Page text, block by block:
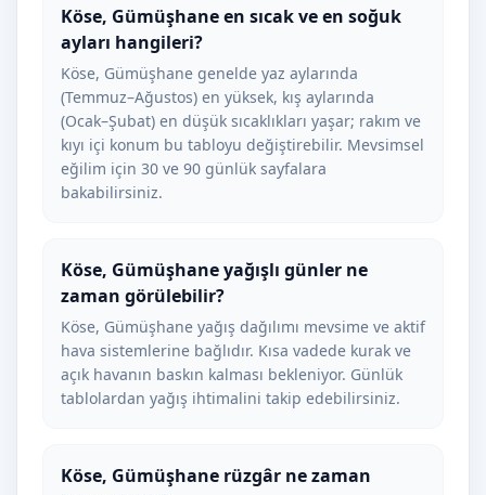
Köse, Gümüşhane en sıcak ve en soğuk
ayları hangileri?
Köse, Gümüşhane genelde yaz aylarında
(Temmuz–Ağustos) en yüksek, kış aylarında
(Ocak–Şubat) en düşük sıcaklıkları yaşar; rakım ve
kıyı içi konum bu tabloyu değiştirebilir. Mevsimsel
eğilim için 30 ve 90 günlük sayfalara
bakabilirsiniz.
Köse, Gümüşhane yağışlı günler ne
zaman görülebilir?
Köse, Gümüşhane yağış dağılımı mevsime ve aktif
hava sistemlerine bağlıdır. Kısa vadede kurak ve
açık havanın baskın kalması bekleniyor. Günlük
tablolardan yağış ihtimalini takip edebilirsiniz.
Köse, Gümüşhane rüzgâr ne zaman